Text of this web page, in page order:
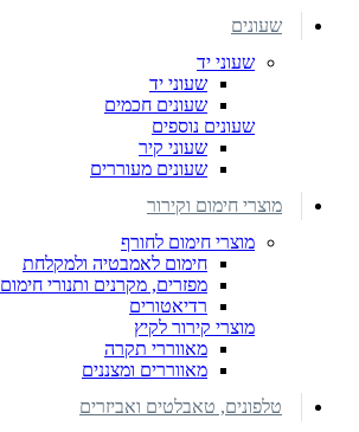
שעונים
שעוני יד
שעוני יד
שעונים חכמים
שעונים נוספים
שעוני קיר
שעונים מעוררים
מוצרי חימום וקירור
מוצרי חימום לחורף
חימום לאמבטיה ולמקלחת
מפזרים, מקרנים ותנורי חימום
רדיאטורים
מוצרי קירור לקיץ
מאווררי תקרה
מאווררים ומצננים
טלפונים, טאבלטים ואביזרים